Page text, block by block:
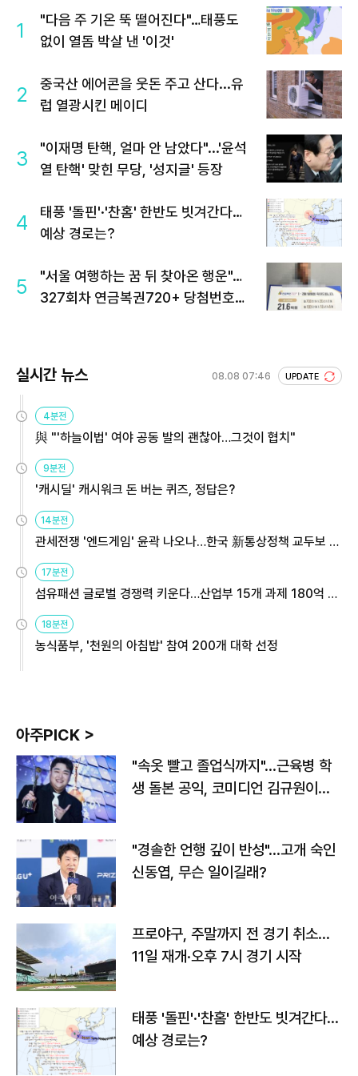
1
"다음 주 기온 뚝 떨어진다"…태풍도
없이 열돔 박살 낸 '이것'
2
중국산 에어콘을 웃돈 주고 산다...유
럽 열광시킨 메이디
3
"이재명 탄핵, 얼마 안 남았다"...'윤석
열 탄핵' 맞힌 무당, '성지글' 등장
4
태풍 '돌핀'·'찬홈' 한반도 빗겨간다…
예상 경로는?
5
"서울 여행하는 꿈 뒤 찾아온 행운"…
327회차 연금복권720+ 당첨번호조
실시간 뉴스 08.08 07:46 UPDATE
4분전
與 "'하늘이법' 여야 공동 발의 괜찮아…그것이 협치"
9분전
'캐시딜' 캐시워크 돈 버는 퀴즈, 정답은?
14분전
관세전쟁 '엔드게임' 윤곽 나오나…한국 新통상정책 교두보 활
용해야
17분전
섬유패션 글로벌 경쟁력 키운다…산업부 15개 과제 180억 지
원
18분전
농식품부, '천원의 아침밥' 참여 200개 대학 선정
아주PICK >
"속옷 빨고 졸업식까지"…근육병 학
생 돌본 공익, 코미디언 김규원이었
"경솔한 언행 깊이 반성"…고개 숙인
신동엽, 무슨 일이길래?
프로야구, 주말까지 전 경기 취소…
11일 재개·오후 7시 경기 시작
태풍 '돌핀'·'찬홈' 한반도 빗겨간다…
예상 경로는?